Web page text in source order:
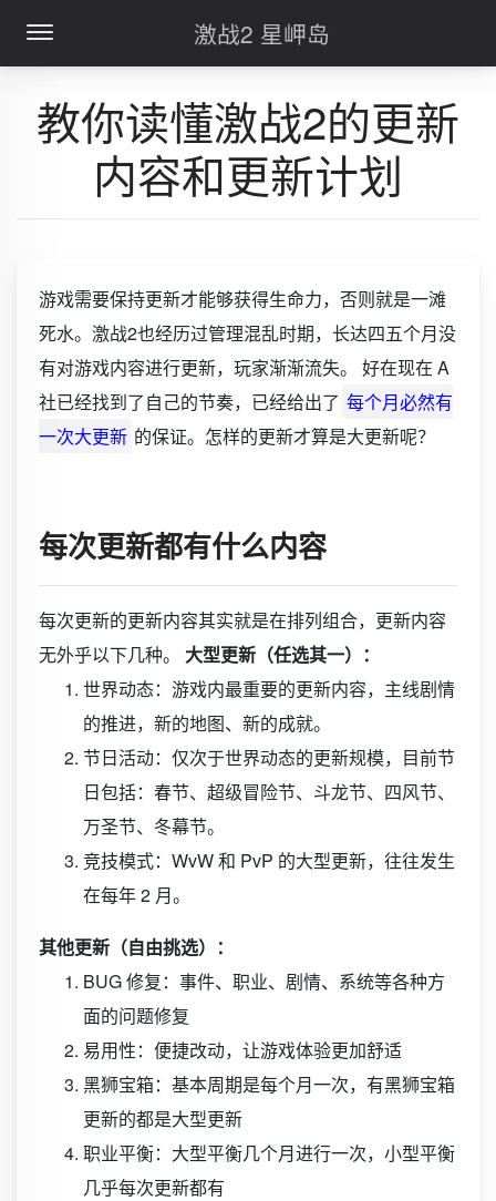
激战2 星岬岛
教你读懂激战2的更新
内容和更新计划
游戏需要保持更新才能够获得生命力，否则就是一滩
死水。激战2也经历过管理混乱时期，长达四五个月没
有对游戏内容进行更新，玩家渐渐流失。 好在现在 A
社已经找到了自己的节奏，已经给出了 每个月必然有
一次大更新 的保证。怎样的更新才算是大更新呢？
每次更新都有什么内容
每次更新的更新内容其实就是在排列组合，更新内容
无外乎以下几种。 大型更新（任选其一）：
世界动态：游戏内最重要的更新内容，主线剧情
的推进，新的地图、新的成就。
节日活动：仅次于世界动态的更新规模，目前节
日包括：春节、超级冒险节、斗龙节、四风节、
万圣节、冬幕节。
竞技模式：WvW 和 PvP 的大型更新，往往发生
在每年 2 月。
其他更新（自由挑选）：
BUG 修复：事件、职业、剧情、系统等各种方
面的问题修复
易用性：便捷改动，让游戏体验更加舒适
黑狮宝箱：基本周期是每个月一次，有黑狮宝箱
更新的都是大型更新
职业平衡：大型平衡几个月进行一次，小型平衡
几乎每次更新都有